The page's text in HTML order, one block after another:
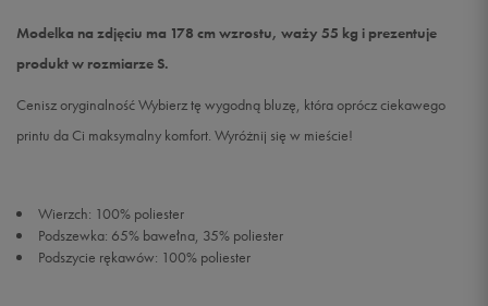
Modelka na zdjęciu ma 178 cm wzrostu, waży 55 kg i prezentuje
produkt w rozmiarze S.
Cenisz oryginalność Wybierz tę wygodną bluzę, która oprócz ciekawego
printu da Ci maksymalny komfort. Wyróżnij się w mieście!
Wierzch: 100% poliester
Podszewka: 65% bawełna, 35% poliester
Podszycie rękawów: 100% poliester